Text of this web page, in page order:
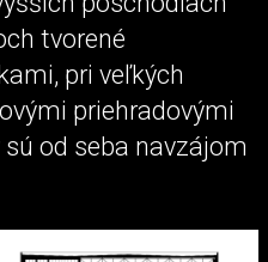
tvorené
pri veľkých
priehradovými
od seba navzájom